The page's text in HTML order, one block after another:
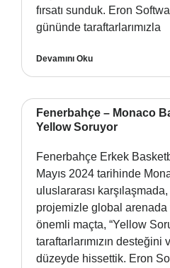
fırsatı sunduk. Eron
gününde taraftarlarımızla
Devamını Oku
Fenerbahçe – Monaco
Yellow Soruyor
Fenerbahçe Erkek
Mayıs 2024 tarihinde
uluslararası
projemizle global arenada
önemli maçta, “Yellow
taraftarlarımızın
düzeyde hissettik. Eron